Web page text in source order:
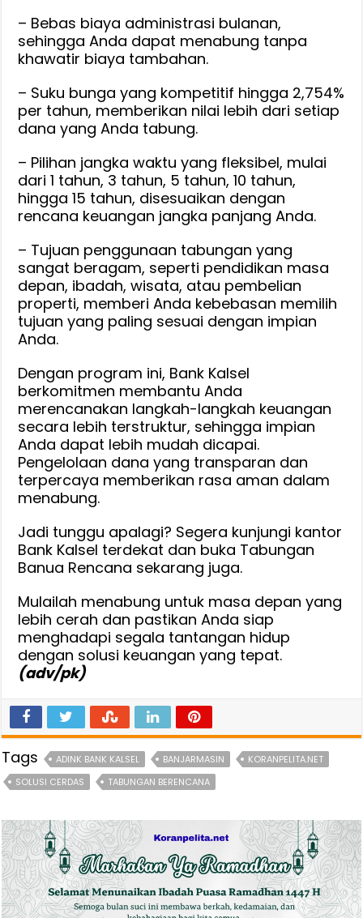
– Bebas biaya administrasi bulanan,
sehingga Anda dapat menabung tanpa
khawatir biaya tambahan.
– Suku bunga yang kompetitif hingga 2,754%
per tahun, memberikan nilai lebih dari setiap
dana yang Anda tabung.
– Pilihan jangka waktu yang fleksibel, mulai
dari 1 tahun, 3 tahun, 5 tahun, 10 tahun,
hingga 15 tahun, disesuaikan dengan
rencana keuangan jangka panjang Anda.
– Tujuan penggunaan tabungan yang
sangat beragam, seperti pendidikan masa
depan, ibadah, wisata, atau pembelian
properti, memberi Anda kebebasan memilih
tujuan yang paling sesuai dengan impian
Anda.
Dengan program ini, Bank Kalsel
berkomitmen membantu Anda
merencanakan langkah-langkah keuangan
secara lebih terstruktur, sehingga impian
Anda dapat lebih mudah dicapai.
Pengelolaan dana yang transparan dan
terpercaya memberikan rasa aman dalam
menabung.
Jadi tunggu apalagi? Segera kunjungi kantor
Bank Kalsel terdekat dan buka Tabungan
Banua Rencana sekarang juga.
Mulailah menabung untuk masa depan yang
lebih cerah dan pastikan Anda siap
menghadapi segala tantangan hidup
dengan solusi keuangan yang tepat.
(adv/pk)
Tags ADINK BANK KALSEL BANJARMASIN
KORANPELITA.NET
SOLUSI CERDAS
TABUNGAN BERENCANA